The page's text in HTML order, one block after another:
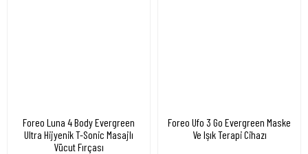
Foreo Luna 4 Body Evergreen
Ultra Hijyenik T-Sonic Masajlı
Vücut Fırçası
Foreo Ufo 3 Go Evergreen Maske
Ve Işık Terapi Cihazı